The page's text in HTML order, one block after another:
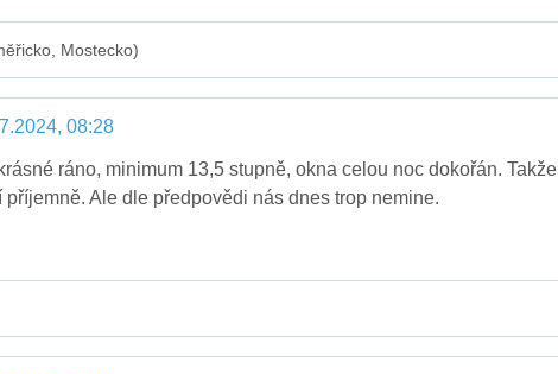
Mostecko)
08:28
ráno, minimum 13,5 stupně, okna celou noc dokořán. Takže
příjemně. Ale dle předpovědi nás dnes trop nemine.